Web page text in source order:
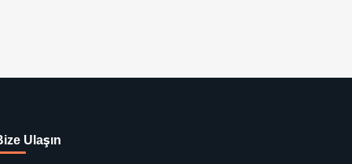
Ulaşın